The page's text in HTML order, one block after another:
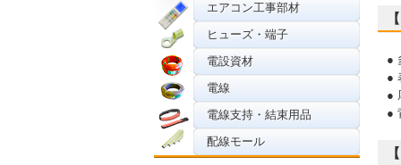
エアコン工事部材
ヒューズ・端子
電設資材
電線
電線支持・結束用品
配線モール
●
●
●
●